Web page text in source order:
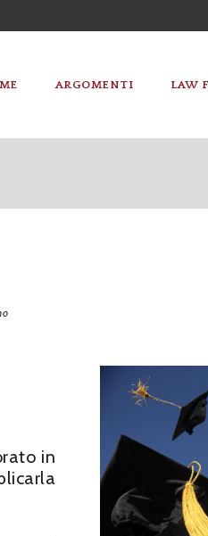
ARGOMENTI LAW
in